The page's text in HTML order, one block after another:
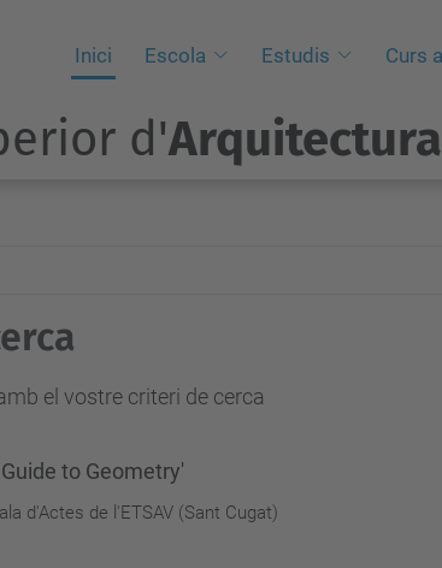
Inici Escola Estudis Curs
d'
el vostre criteri de cerca
to Geometry'
d'Actes de l'ETSAV (Sant Cugat)